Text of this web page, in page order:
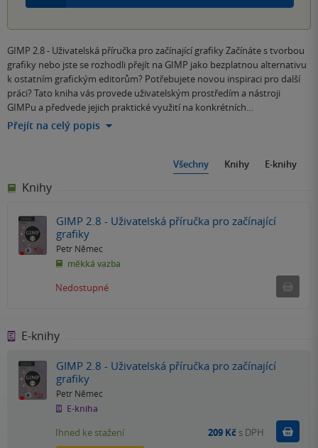
GIMP 2.8 - Uživatelská příručka pro začínající grafiky Začínáte s tvorbou
grafiky nebo jste se rozhodli přejít na GIMP jako bezplatnou alternativu
k ostatním grafickým editorům? Potřebujete novou inspiraci pro další
práci? Tato kniha vás provede uživatelským prostředím a nástroji
GIMPu a předvede jejich praktické využití na konkrétních…
Přejít na celý popis
Všechny Knihy E-knihy
Knihy
GIMP 2.8 - Uživatelská příručka pro začínající
grafiky
Petr Němec
měkká vazba
Nedostupné
E-knihy
GIMP 2.8 - Uživatelská příručka pro začínající
grafiky
Petr Němec
E-kniha
Ihned ke stažení 209 Kč s DPH Koupit